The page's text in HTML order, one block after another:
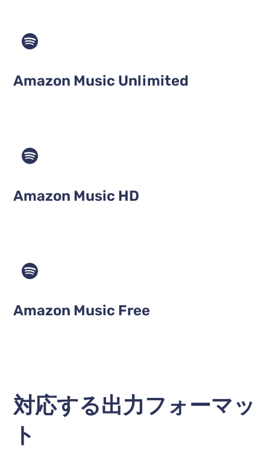
Amazon Music Unlimited
Amazon Music HD
Amazon Music Free
対応する出力フォーマッ
ト